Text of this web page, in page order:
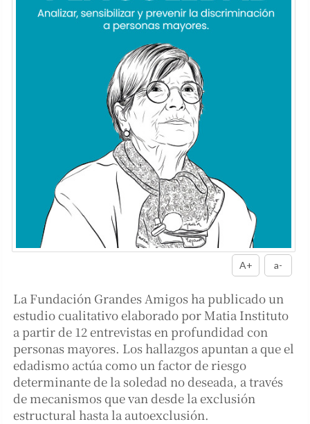
A+ a-
La Fundación Grandes Amigos ha publicado un
estudio cualitativo elaborado por Matia Instituto
a partir de 12 entrevistas en profundidad con
personas mayores. Los hallazgos apuntan a que el
edadismo actúa como un factor de riesgo
determinante de la soledad no deseada, a través
de mecanismos que van desde la exclusión
estructural hasta la autoexclusión.